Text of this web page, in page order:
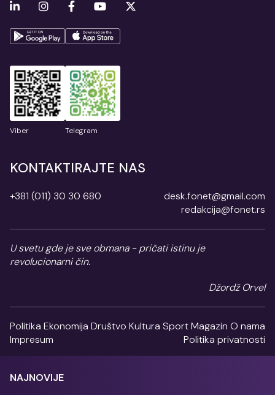
Viber Telegram
KONTAKTIRAJTE NAS
+381 (011) 30 30 680
desk.fonet@gmail.com
redakcija@fonet.rs
U svetu gde je sve obmana - pričati istinu je
revolucionarni čin.
Džordž Orvel
Politika Ekonomija Društvo Kultura SportMagazin O nama
Impresum
Politika privatnosti
NAJNOVIJE